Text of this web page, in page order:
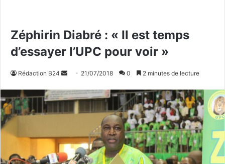
Zéphirin Diabré : « Il est temps
d’essayer l’UPC pour voir »
Rédaction B24
v
r
u
21/07/2018 0 2 minutes de lecture